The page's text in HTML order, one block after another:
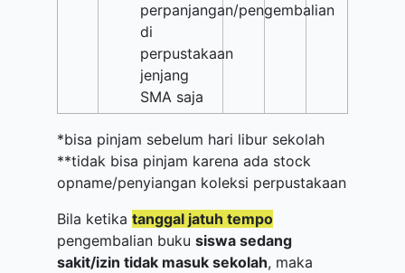
perpanjangan/pengembalian
di
perpustakaan
jenjang
SMA saja
*bisa pinjam sebelum hari libur sekolah
**tidak bisa pinjam karena ada stock
opname/penyiangan koleksi perpustakaan
Bila ketika tanggal jatuh tempo
pengembalian buku siswa sedang
sakit/izin tidak masuk sekolah, maka